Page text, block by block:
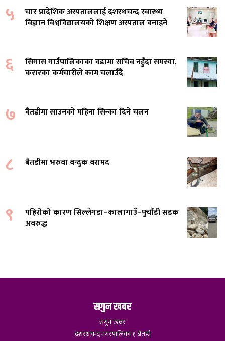
५
चार प्रादेशिक अस्पताललाई दशरथचन्द स्वास्थ्य
विज्ञान विश्वविद्यालयको शिक्षण अस्पताल बनाइने
६
सिगास गाउँपालिकाका वडामा सचिव नहुँदा समस्या,
करारका कर्मचारीले काम चलाउँदै
७ बैतडीमा साउनको महिना सिन्का दिने चलन
८ बैतडीमा भरुवा बन्दुक बरामद
९
पहिरोको कारण सिल्लेगडा–कालागाउँ–पुर्चौंडी सडक
अवरुद्ध
सगुन खबर
सगुन खबर
दशरथचन्द नगरपालिका १ बैतडी